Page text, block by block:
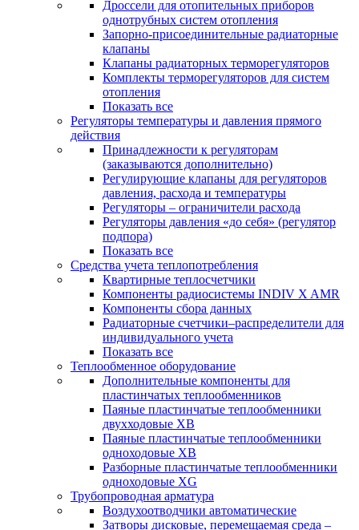
Дроссели для отопительных приборов
однотрубных систем отопления
Запорно-присоединительные радиаторные
клапаны
Клапаны радиаторных терморегуляторов
Комплекты терморегуляторов для систем
отопления
Показать все
Регуляторы температуры и давления прямого
действия
Принадлежности к регуляторам
(заказываются дополнительно)
Регулирующие клапаны для регуляторов
давления, расхода и температуры
Регуляторы – ограничители расхода
Регуляторы давления «до себя» (регулятор
подпора)
Показать все
Средства учета теплопотребления
Квартирные теплосчетчики
Компоненты радиосистемы INDIV X AMR
Компоненты сбора данных
Радиаторные счетчики–распределители для
индивидуального учета
Показать все
Теплообменное оборудование
Дополнительные компоненты для
пластинчатых теплообменников
Паяные пластинчатые теплообменники
двухходовые XB
Паяные пластинчатые теплообменники
одноходовые ХВ
Разборные пластинчатые теплообменники
одноходовые ХG
Трубопроводная арматура
Воздухоотводчики автоматические
Затворы дисковые, перемещаемая среда –